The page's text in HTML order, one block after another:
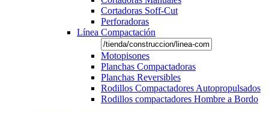
Cortadoras Soff-Cut
Perforadoras
Línea Compactación
Motopisones
Planchas Compactadoras
Planchas Reversibles
Rodillos Compactadores Autopropulsados
Rodillos compactadores Hombre a Bordo